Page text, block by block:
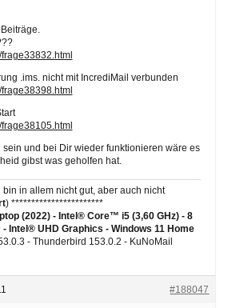
.ims. nicht mit IncrediMail verbunden
und bei Dir wieder funktionieren wäre es
gibst was geholfen hat.
in allem nicht gut, aber auch nicht
) ***********************
(2022) - Intel® Core™ i5 (3,60 GHz) - 8
- Intel® UHD Graphics - Windows 11 Home
- Thunderbird 153.0.2 - KuNoMail
#188047